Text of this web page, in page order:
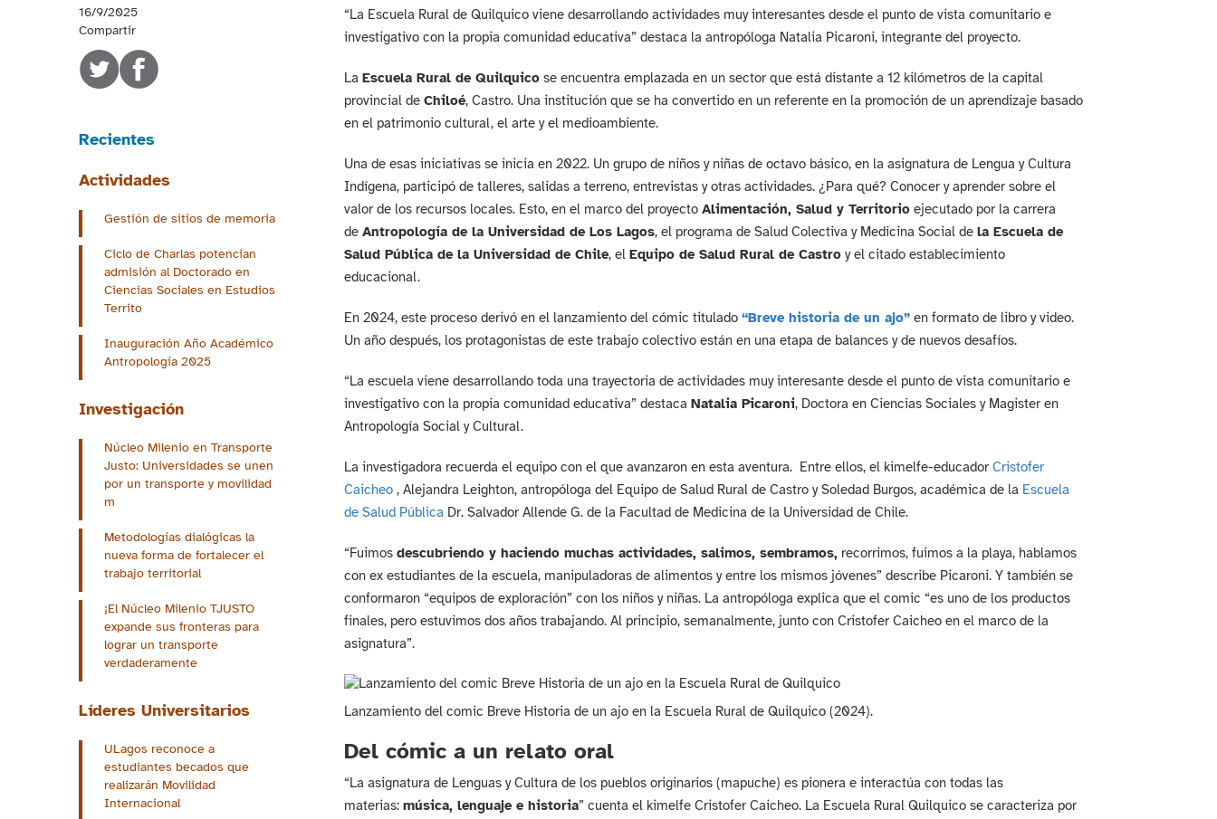
16/9/2025
Compartir
Recientes
Actividades
Gestión de sitios de memoria
Ciclo de Charlas potencian
admisión al Doctorado en
Ciencias Sociales en Estudios
Territo
Inauguración Año Académico
Antropología 2025
Investigación
Núcleo Milenio en Transporte
Justo: Universidades se unen
por un transporte y movilidad
m
Metodologías dialógicas la
nueva forma de fortalecer el
trabajo territorial
¡El Núcleo Milenio TJUSTO
expande sus fronteras para
lograr un transporte
verdaderamente
Líderes Universitarios
ULagos reconoce a
estudiantes becados que
realizarán Movilidad
Internacional
“La Escuela Rural de Quilquico viene desarrollando actividades muy interesantes desde el punto de vista comunitario e
investigativo con la propia comunidad educativa” destaca la antropóloga Natalia Picaroni, integrante del proyecto.
La Escuela Rural de Quilquicose encuentra emplazada en un sector que está distante a 12 kilómetros de la capital
provincial de Chiloé, Castro. Una institución que se ha convertido en un referente en la promoción de un aprendizaje basado
en el patrimonio cultural, el arte y el medioambiente.
Una de esas iniciativas se inicia en 2022. Un grupo de niños y niñas de octavo básico, en la asignatura de Lengua y Cultura
Indígena, participó de talleres, salidas a terreno, entrevistas y otras actividades. ¿Para qué? Conocer y aprender sobre el
valor de los recursos locales. Esto, en el marco del proyecto Alimentación, Salud y Territorioejecutado por la carrera
de Antropología de la Universidad de Los Lagos, el programa de Salud Colectiva y Medicina Social de la Escuela de
Salud Pública de la Universidad de Chile, el Equipo de Salud Rural de Castroy el citado establecimiento
educacional.
En 2024, este proceso derivó en el lanzamiento del cómic titulado “Breve historia de un ajo”en formato de libro y video.
Un año después, los protagonistas de este trabajo colectivo están en una etapa de balances y de nuevos desafíos.
“La escuela viene desarrollando toda una trayectoria de actividades muy interesante desde el punto de vista comunitario e
investigativo con la propia comunidad educativa” destaca Natalia Picaroni, Doctora en Ciencias Sociales y Magister en
Antropología Social y Cultural.
La investigadora recuerda el equipo con el que avanzaron en esta aventura. Entre ellos, el kimelfe-educador Cristofer
Caicheo , Alejandra Leighton, antropóloga del Equipo de Salud Rural de Castro y Soledad Burgos, académica de la Escuela
de Salud Pública Dr. Salvador Allende G. de la Facultad de Medicina de la Universidad de Chile.
“Fuimos descubriendo y haciendo muchas actividades, salimos, sembramos,recorrimos, fuimos a la playa, hablamos
con ex estudiantes de la escuela, manipuladoras de alimentos y entre los mismos jóvenes” describe Picaroni. Y también se
conformaron “equipos de exploración” con los niños y niñas. La antropóloga explica que el comic “es uno de los productos
finales, pero estuvimos dos años trabajando. Al principio, semanalmente, junto con Cristofer Caicheo en el marco de la
asignatura”.
Lanzamiento del comic Breve Historia de un ajo en la Escuela Rural de Quilquico (2024).
Del cómic a un relato oral
“La asignatura de Lenguas y Cultura de los pueblos originarios (mapuche) es pionera e interactúa con todas las
materias: música, lenguaje e historia” cuenta el kimelfe Cristofer Caicheo. La Escuela Rural Quilquico se caracteriza por